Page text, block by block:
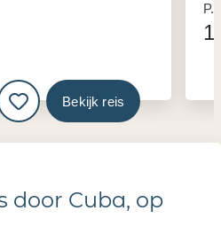
Bekijk reis
door Cuba, op